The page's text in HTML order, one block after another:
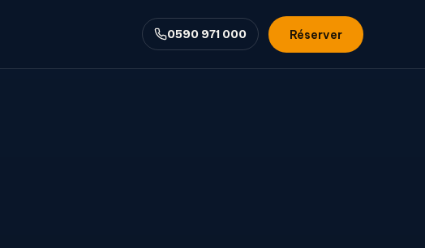
0590 971 000 Réserver